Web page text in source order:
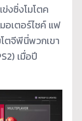
งซิ่งโมโตค
อเตอร์ไซค์ แฟ
ตจีพีนี่พวกเขา
เมื่อปี